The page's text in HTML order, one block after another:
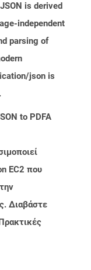
is derived
independent
parsing of
json is
to PDFA
EC2 που
Διαβάστε